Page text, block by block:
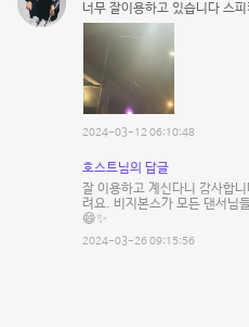
너무 잘이용하고 있습니다 스
2024-03-12 06:10:48
호스트님의 답글
잘 이용하고 계신다니 감사합
려요. 비지본스가 모든 댄서님
😄✨️
2024-03-26 09:15:56